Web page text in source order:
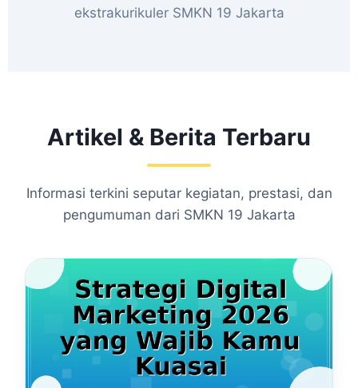
ekstrakurikuler SMKN 19 Jakarta
Artikel & Berita Terbaru
Informasi terkini seputar kegiatan, prestasi, dan
pengumuman dari SMKN 19 Jakarta